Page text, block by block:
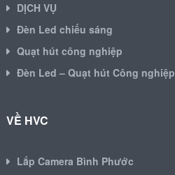
DỊCH VỤ
Đèn Led chiếu sáng
Quạt hút công nghiệp
Đèn Led – Quạt hút Công nghiệp
VỀ HVC
Lắp Camera Bình Phước